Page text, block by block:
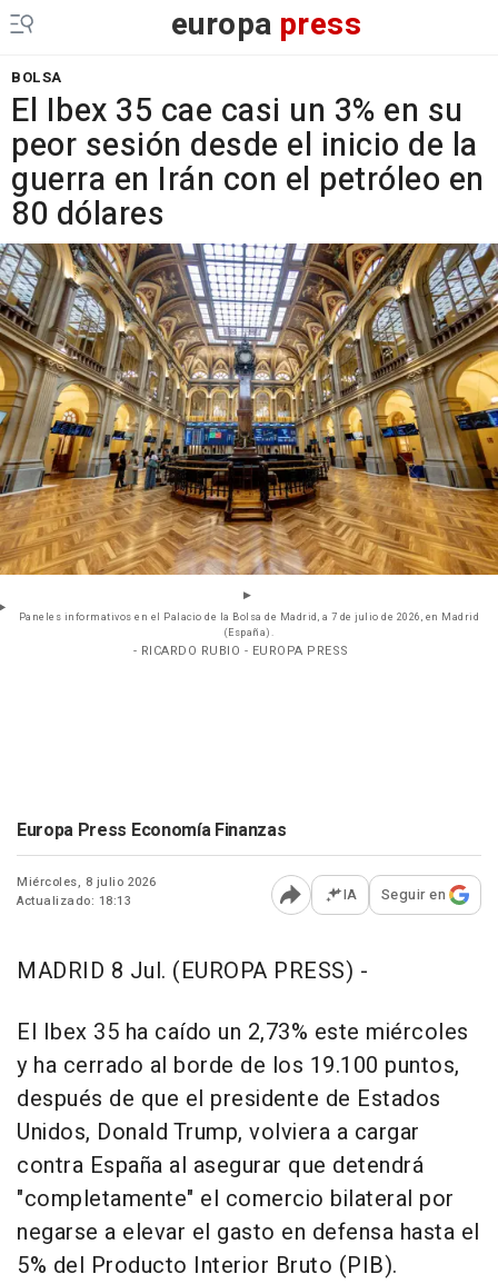
europa press
BOLSA
El Ibex 35 cae casi un 3% en su
peor sesión desde el inicio de la
guerra en Irán con el petróleo en
80 dólares
Paneles informativos en el Palacio de la Bolsa de Madrid, a 7 de julio de 2026, en Madrid
(España).
- RICARDO RUBIO - EUROPA PRESS
Europa Press Economía Finanzas
Miércoles, 8 julio 2026
Actualizado: 18:13
Abrir opciones para
IA Seguir en
MADRID 8 Jul. (EUROPA PRESS) -
El Ibex 35 ha caído un 2,73% este miércoles
y ha cerrado al borde de los 19.100 puntos,
después de que el presidente de Estados
Unidos, Donald Trump, volviera a cargar
contra España al asegurar que detendrá
"completamente" el comercio bilateral por
negarse a elevar el gasto en defensa hasta el
5% del Producto Interior Bruto (PIB).